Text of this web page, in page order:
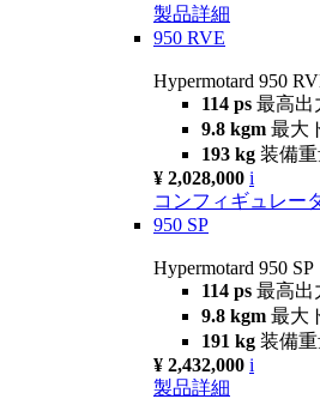
製品詳細
950 RVE
Hypermotard 950
114 ps 最高出
9.8 kgm 最大
193 kg 装備重
¥ 2,028,000 i
コンフィギュレー
950 SP
Hypermotard 950 SP
114 ps 最高出
9.8 kgm 最大
191 kg 装備重
¥ 2,432,000 i
製品詳細